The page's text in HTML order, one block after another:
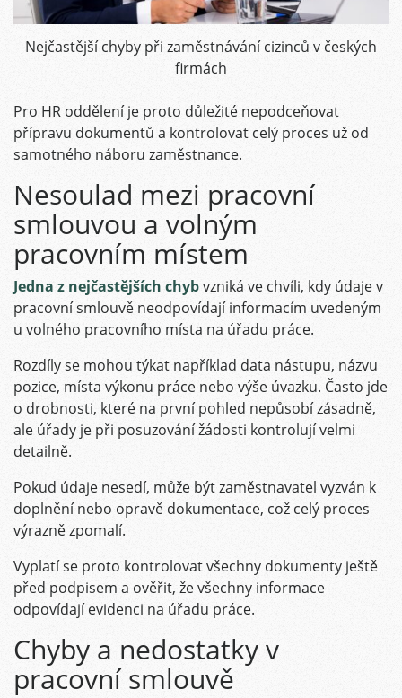
Nejčastější chyby při zaměstnávání cizinců v českých
firmách
Pro HR oddělení je proto důležité nepodceňovat
přípravu dokumentů a kontrolovat celý proces už od
samotného náboru zaměstnance.
Nesoulad mezi pracovní
smlouvou a volným
pracovním místem
Jedna z nejčastějších chybvzniká ve chvíli, kdy údaje v
pracovní smlouvě neodpovídají informacím uvedeným
u volného pracovního místa na úřadu práce.
Rozdíly se mohou týkat například data nástupu, názvu
pozice, místa výkonu práce nebo výše úvazku. Často jde
o drobnosti, které na první pohled nepůsobí zásadně,
ale úřady je při posuzování žádosti kontrolují velmi
detailně.
Pokud údaje nesedí, může být zaměstnavatel vyzván k
doplnění nebo opravě dokumentace, což celý proces
výrazně zpomalí.
Vyplatí se proto kontrolovat všechny dokumenty ještě
před podpisem a ověřit, že všechny informace
odpovídají evidenci na úřadu práce.
Chyby a nedostatky v
pracovní smlouvě